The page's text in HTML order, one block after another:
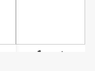
رمان جن گیر